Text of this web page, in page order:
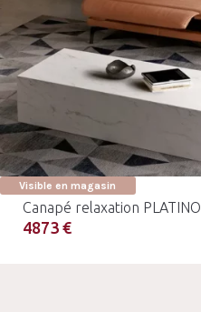
Visible en magasin
Canapé relaxation PLATINO
4873 €